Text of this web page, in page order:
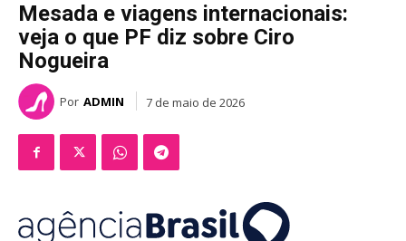
Mesada e viagens internacionais:
veja o que PF diz sobre Ciro
Nogueira
Por ADMIN 7 de maio de 2026